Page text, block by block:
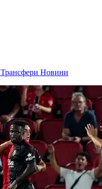
Трансфери Новини